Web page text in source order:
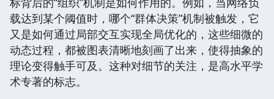
载达到某个阈值时，哪个“群体决策”机制被触发，它
又是如何通过局部交互实现全局优化的，这些细微的
动态过程，都被图表清晰地刻画了出来，使得抽象的
理论变得触手可及。这种对细节的关注，是高水平学
术专著的标志。